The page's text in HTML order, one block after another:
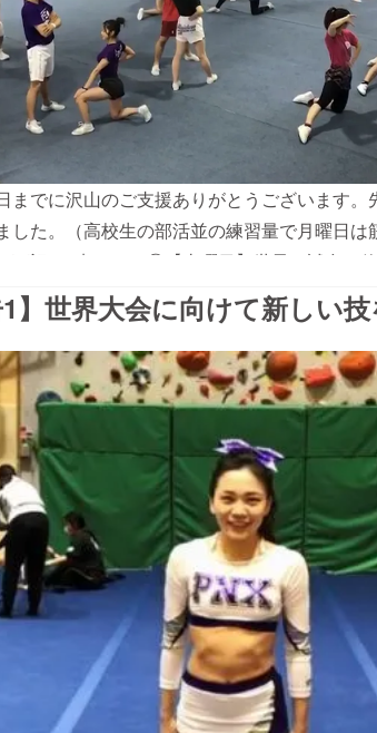
までに沢山のご支援ありがとうございます。
した。（高校生の部活並の練習量で月曜日は
下記、2点です。①【土曜日】世界の試合で
レンジしている技（空中で半分ひねって、前
ても繊細で狂いやすいため、数カ月前に技を
た。地上数メートルまで飛ばされる技なの
きる時間は限られている為、毎日のように海
上手くできた日の自分の動画も100回以上見
うやく成功のカギとなるコツを見つけられ
ら↓（アラビアン1 1/2ひねり）②【日曜日】
練習。国内の試合では、固いブルーのマット
ーディング世界大会 ではいわゆる体操競技
。（より難易度の高いタンブリング技を必
操教室をお借りでき、演技の見せ場でもある
こちらから↓（後方伸身宙返り2回ひねり）
すが、１つでも順位を上げられるように頑張
いたします。2019/03/11
1】世界大会に向けて新しい